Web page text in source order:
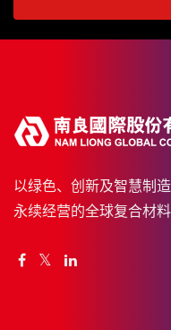
以绿色、创新及智慧制
永续经营的全球复合材料